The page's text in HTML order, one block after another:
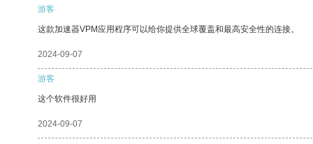
游客
这款加速器VPM应用程序可以给你提供全球覆盖和最高安全性的连接。
2024-09-07
游客
这个软件很好用
2024-09-07